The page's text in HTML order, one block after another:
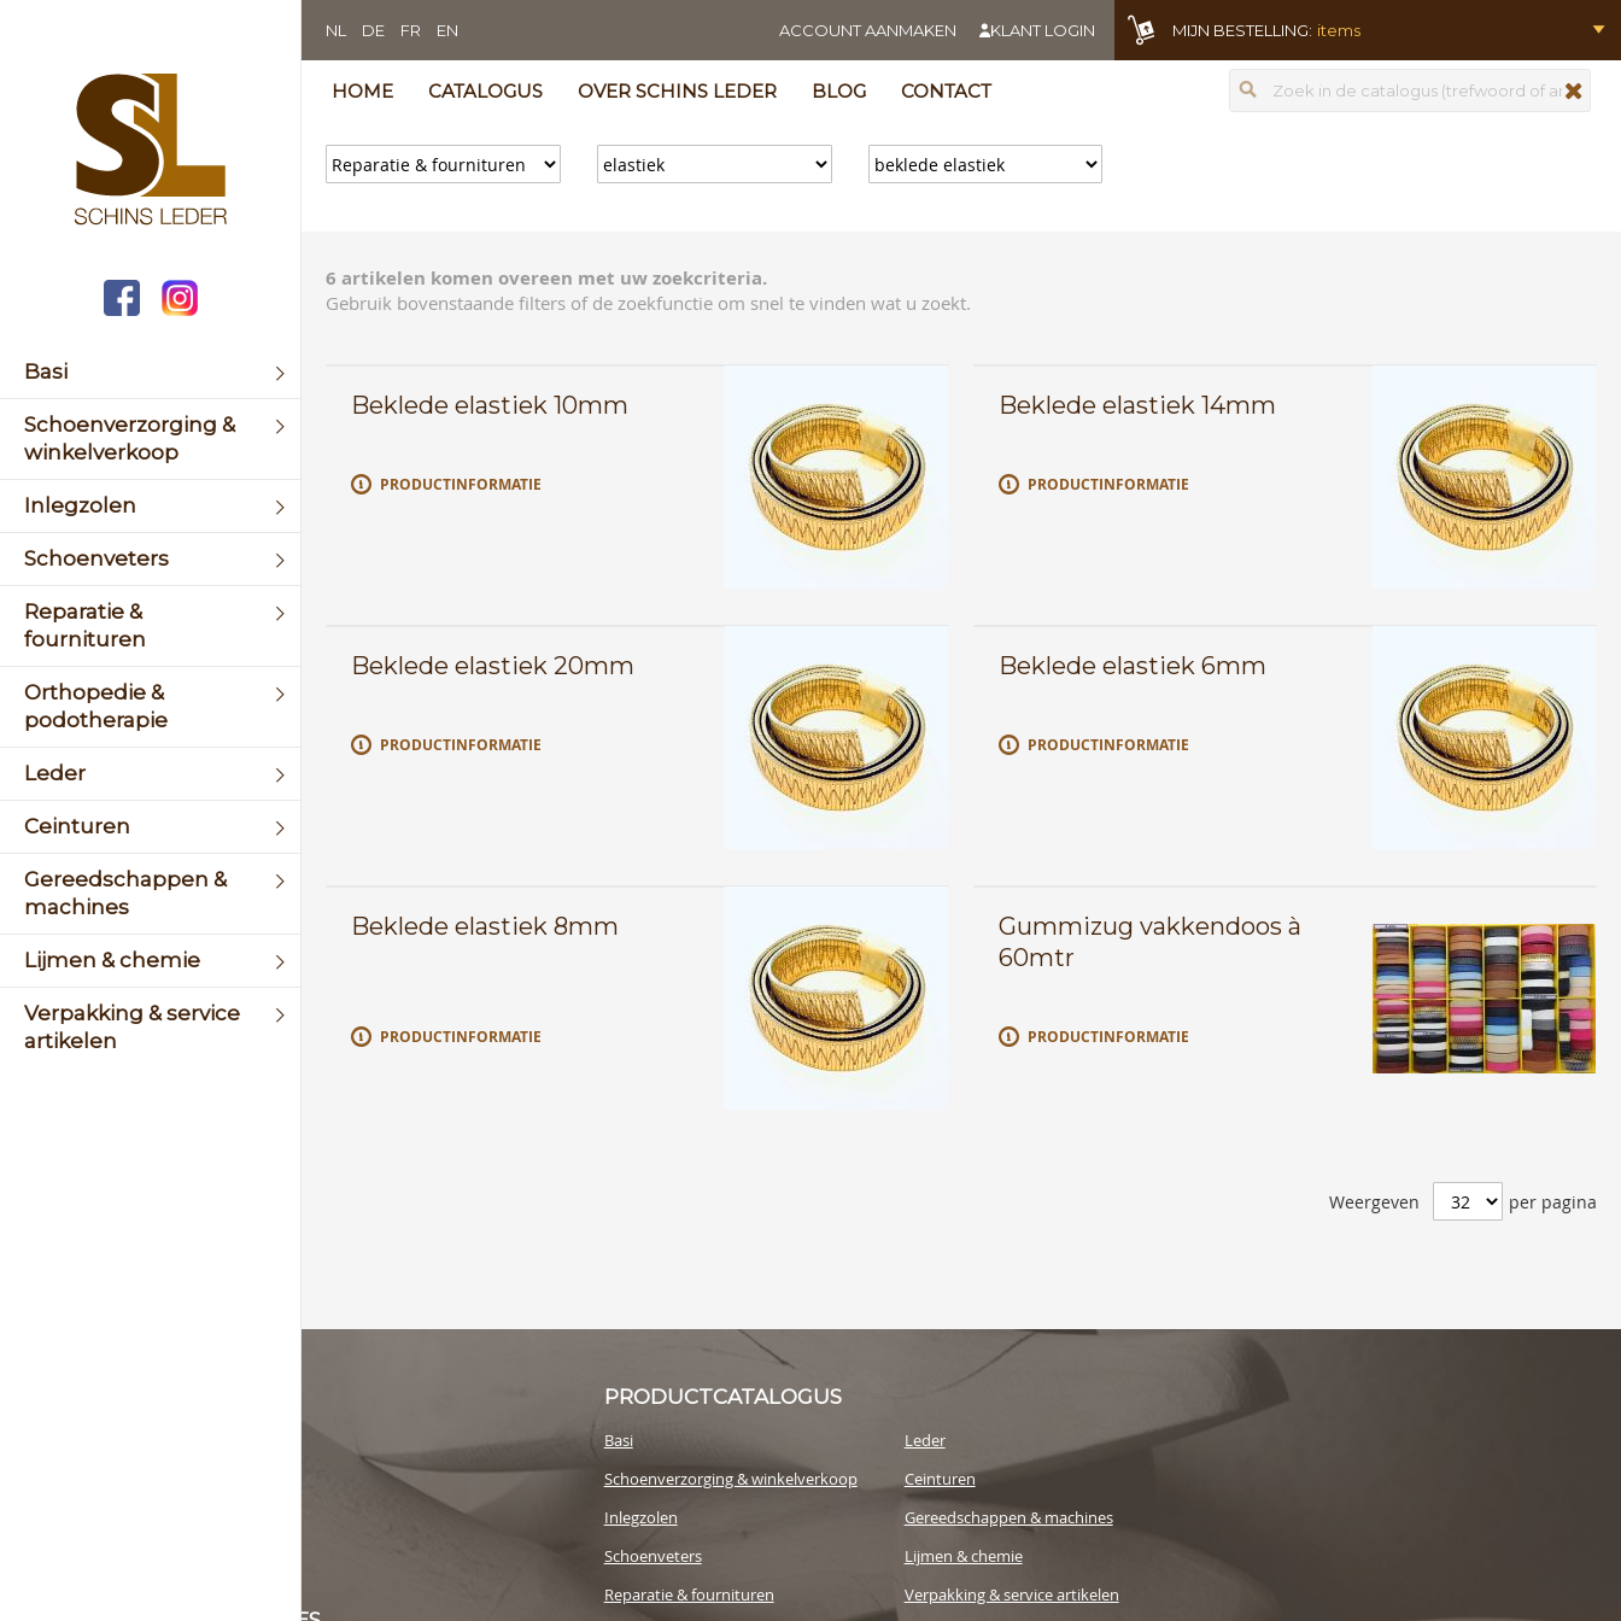
Basi
Schoenverzorging &
winkelverkoop
Inlegzolen
Schoenveters
Reparatie &
fournituren
Orthopedie &
podotherapie
Leder
Ceinturen
Gereedschappen &
machines
Lijmen & chemie
Verpakking & service
artikelen
ACCOUNT AANMAKEN KLANT LOGIN
NL DE FR EN MIJN BESTELLING: items
HOME CATALOGUS OVER SCHINS LEDER BLOG CONTACT Zoeken
6 artikelen komen overeen met uw zoekcriteria.
Gebruik bovenstaande filters of de zoekfunctie om snel te vinden wat u zoekt.
Beklede elastiek 10mm
PRODUCTINFORMATIE
Beklede elastiek 14mm
PRODUCTINFORMATIE
Beklede elastiek 20mm
PRODUCTINFORMATIE
Beklede elastiek 6mm
PRODUCTINFORMATIE
Beklede elastiek 8mm
PRODUCTINFORMATIE
Gummizug vakkendoos à
60mtr
PRODUCTINFORMATIE
Weergeven per pagina
PRODUCTCATALOGUS
Basi
Schoenverzorging & winkelverkoop
Inlegzolen
Schoenveters
Reparatie & fournituren
Leder
Ceinturen
Gereedschappen & machines
Lijmen & chemie
Verpakking & service artikelen